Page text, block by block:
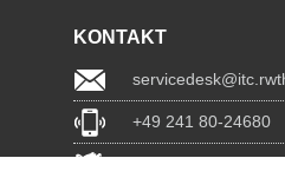
KONTAKT
+49 241 80-24680